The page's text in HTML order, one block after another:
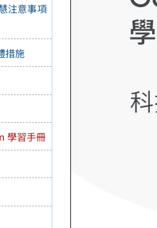
注意事項
措施
學習手冊